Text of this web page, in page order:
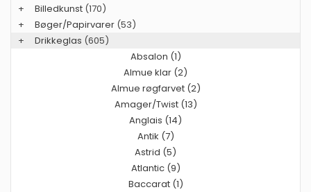
+
Billedkunst (170)
+
Bøger/Papirvarer (53)
+
Drikkeglas (605)
Absalon (1)
Almue klar (2)
Almue røgfarvet (2)
Amager/Twist (13)
Anglais (14)
Antik (7)
Astrid (5)
Atlantic (9)
Baccarat (1)